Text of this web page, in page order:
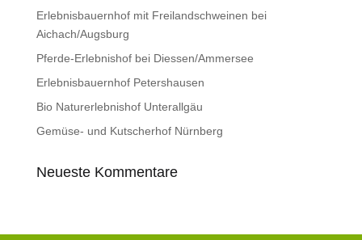
Erlebnisbauernhof mit Freilandschweinen bei
Aichach/Augsburg
Pferde-Erlebnishof bei Diessen/Ammersee
Erlebnisbauernhof Petershausen
Bio Naturerlebnishof Unterallgäu
Gemüse- und Kutscherhof Nürnberg
Neueste Kommentare